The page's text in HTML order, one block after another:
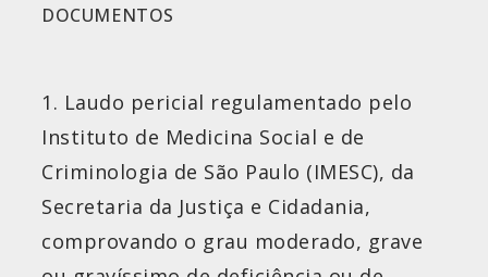
DOCUMENTOS
1. Laudo pericial regulamentado pelo
Instituto de Medicina Social e de
Criminologia de São Paulo (IMESC), da
Secretaria da Justiça e Cidadania,
comprovando o grau moderado, grave